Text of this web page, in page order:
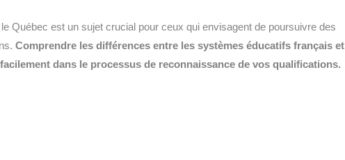
Québec est un sujet crucial pour ceux qui envisagent de poursuivre des
Comprendre les différences entre les systèmes éducatifs français et
dans le processus de reconnaissance de vos qualifications.